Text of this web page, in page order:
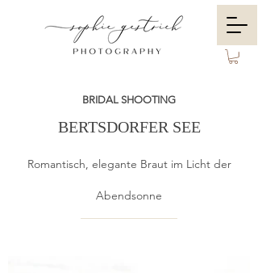
BRIDAL SHOOTING
BERTSDORFER SEE
Romantisch, elegante Braut im Licht der
Abendsonne